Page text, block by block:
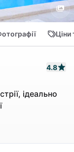
Ціни
4.8
ідеально